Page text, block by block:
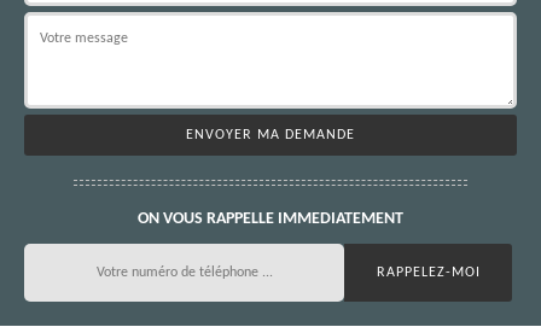
ON VOUS RAPPELLE IMMEDIATEMENT